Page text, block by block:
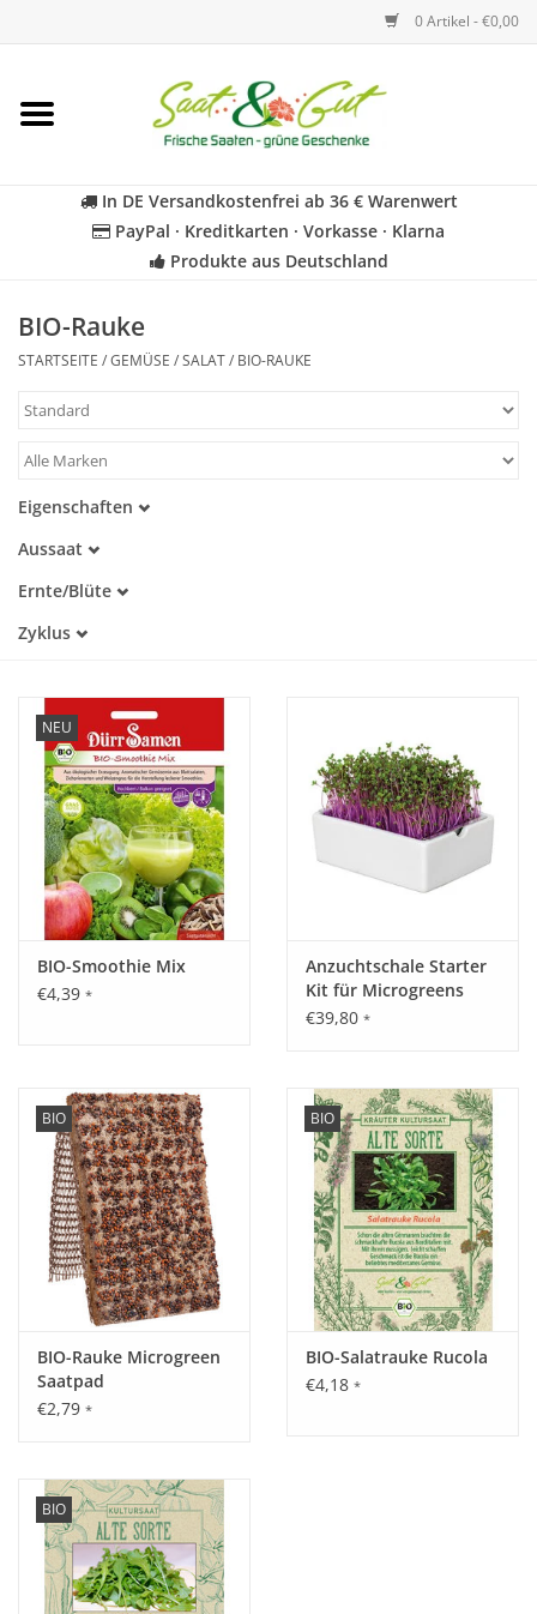
0 Artikel - €0,00
Startseite
Kräuter
Für Kinder
Geschenkideen
Katalog
In DE Versandkostenfrei ab 36 € Warenwert
PayPal · Kreditkarten · Vorkasse · Klarna
Produkte aus Deutschland
BIO-Rauke
STARTSEITE /GEMÜSE /SALAT/ BIO-RAUKE
Eigenschaften
Alte Sorte
Warmkeimer
Lichtkeimer
Aussaat
April
Mai
August
September
Oktober
November
Dezember
Ernte/Blüte
April
Juni
Juli
August
September
Oktober
November
Dezember
Zyklus
NEU
BIO-Smoothie Mix
€4,39 *
Anzuchtschale Starter
Kit für Microgreens
€39,80 *
BIO
BIO-Rauke Microgreen
Saatpad
€2,79 *
BIO
BIO-Salatrauke Rucola
€4,18 *
BIO